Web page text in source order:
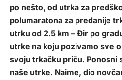
po nešto, od utrka za
polumaratona za predanije
utrku od 2.5 km – Đir po
utrke na koju pozivamo sve
svoju trkačku priču. Ponosni
naše utrke. Naime, dio